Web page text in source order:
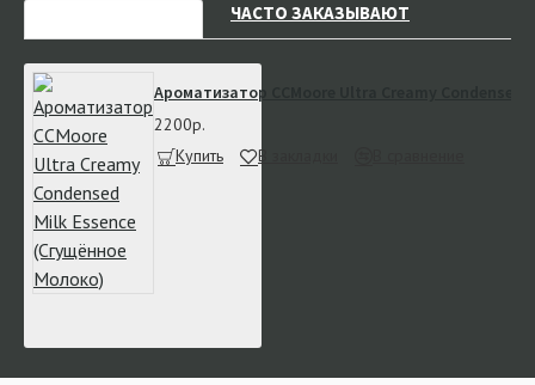
ЧАСТО ЗАКАЗЫВАЮТ
Ароматизатор CCMoore Ultra Creamy
2200р.
Купить
В закладки